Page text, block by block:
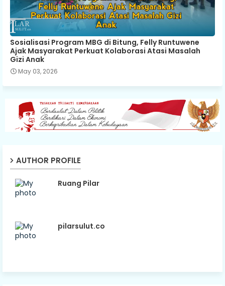
Sosialisasi Program MBG di Bitung, Felly Runtuwene
Ajak Masyarakat Perkuat Kolaborasi Atasi Masalah
Gizi Anak
May 03, 2026
AUTHOR PROFILE
Ruang Pilar
pilarsulut.co